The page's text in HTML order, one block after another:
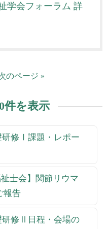
学会フォーラム 詳
のページ »
件を表示
研修Ⅰ課題・レポー
士会】関節リウマ
報告
研修Ⅱ日程・会場の